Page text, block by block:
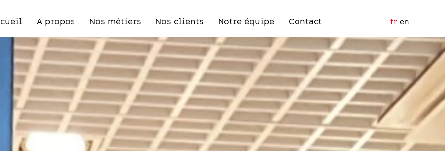
A propos Nos métiers Nos clients Notre équipe Contact fr en